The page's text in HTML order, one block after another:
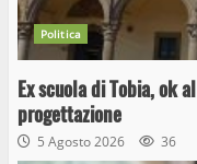
Politica
Ex scuola di Tobia, ok
progettazione
5 Agosto 2026 36